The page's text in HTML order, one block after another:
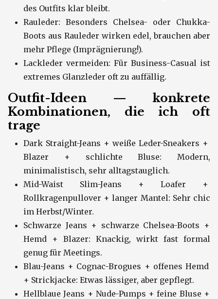
des Outfits klar bleibt.
Rauleder: Besonders Chelsea- oder Chukka-
Boots aus Rauleder wirken edel, brauchen aber
mehr Pflege (Imprägnierung!).
Lackleder vermeiden: Für Business-Casual ist
extremes Glanzleder oft zu auffällig.
Outfit-Ideen — konkrete
Kombinationen, die ich oft
trage
Dark Straight-Jeans + weiße Leder-Sneakers +
Blazer + schlichte Bluse: Modern,
minimalistisch, sehr alltagstauglich.
Mid-Waist Slim-Jeans + Loafer +
Rollkragenpullover + langer Mantel: Sehr chic
im Herbst/Winter.
Schwarze Jeans + schwarze Chelsea-Boots +
Hemd + Blazer: Knackig, wirkt fast formal
genug für Meetings.
Blau-Jeans + Cognac-Brogues + offenes Hemd
+ Strickjacke: Etwas lässiger, aber gepflegt.
Hellblaue Jeans + Nude-Pumps + feine Bluse +